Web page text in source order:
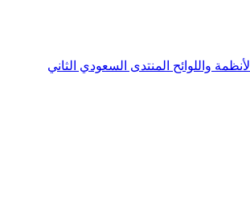
الأنظمة واللوائح المنتدى السعودي الثاني